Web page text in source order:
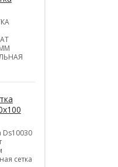
Ds10030
сетка